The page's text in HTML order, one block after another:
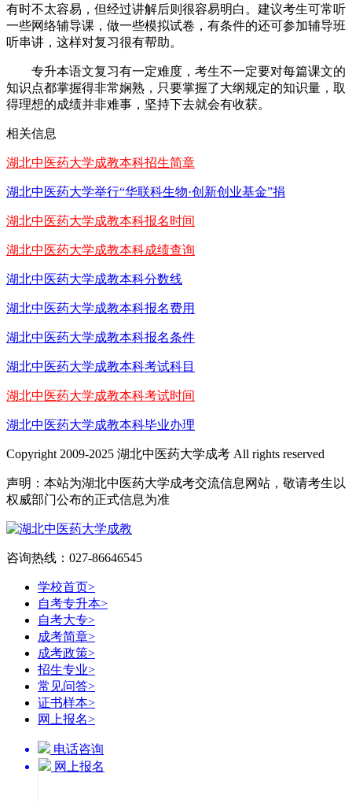
有时不太容易，但经过讲解后则很容易明白。建议考生可常听
一些网络辅导课，做一些模拟试卷，有条件的还可参加辅导班
听串讲，这样对复习很有帮助。
专升本语文复习有一定难度，考生不一定要对每篇课文的
知识点都掌握得非常娴熟，只要掌握了大纲规定的知识量，取
得理想的成绩并非难事，坚持下去就会有收获。
相关信息
湖北中医药大学成教本科招生简章
湖北中医药大学举行“华联科生物·创新创业基金”捐
湖北中医药大学成教本科报名时间
湖北中医药大学成教本科成绩查询
湖北中医药大学成教本科分数线
湖北中医药大学成教本科报名费用
湖北中医药大学成教本科报名条件
湖北中医药大学成教本科考试科目
湖北中医药大学成教本科考试时间
湖北中医药大学成教本科毕业办理
Copyright 2009-2025 湖北中医药大学成考 All rights reserved
声明：本站为湖北中医药大学成考交流信息网站，敬请考生以
权威部门公布的正式信息为准
咨询热线：027-86646545
学校首页>
自考专升本>
自考大专>
成考简章>
成考政策>
招生专业>
常见问答>
证书样本>
网上报名>
电话咨询
网上报名